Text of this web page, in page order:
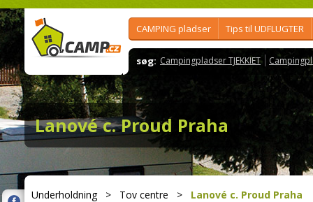
CAMPING pladser Tips til UDFLUGTER
søg: Campingpladser TJEKKIET
Lanové c. Proud Praha
Underholdning> Tov centre > Lanové c. Proud Praha